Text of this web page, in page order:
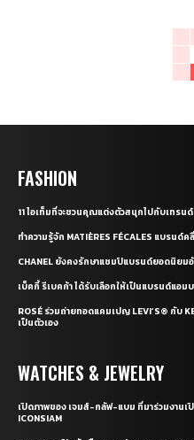
FASHION
11 ไอเท็มที่จะชวนคุณแต่งตัวสนุกไปกับเทรนด์
ทำความรู้จัก MATIÈRES FÉCALES แบรนด์ค
CHANEL ยังคงรักษาแชมป์แบรนด์ยอดนิยม
เบ็คกี้ รีเบคก้า ได้รับเลือกให้เป็นแบรนด์แอม
ROSÉ ร่วมถ่ายทอดแคมเปญ LEVI’S® กับ
เป็นตัวเอง
WATCHES & JEWELRY
เปิดภาพของ เจมส์-กลัฟ-แบม ที่มาร่วมงานเ
ICONSIAM